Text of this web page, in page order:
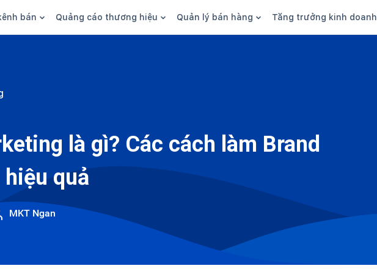
bán
social
Quảng cáo thương hiệu
Thương hiệu/Brand
Quản lý bán hàng
Tài chính
Nhân viên
Tăng trưởng kinh doanh
là gì? Các cách làm Brand
quả
MKT Ngan